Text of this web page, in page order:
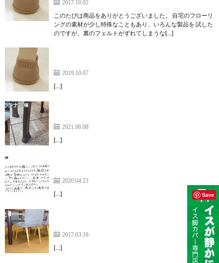
2017.10.02
このたびは商品をありがとうございました。 自宅のフローリ
ングの素材が少し特殊なこともあり、いろんな製品を 試した
のですが、裏のフェルトがずれてしまうな[…]
2019.10.07
[…]
2021.06.08
[…]
2020.04.23
[…]
会議室の椅子が静かになりました！【家具のスベリ
2017.03.16
[…]
Save